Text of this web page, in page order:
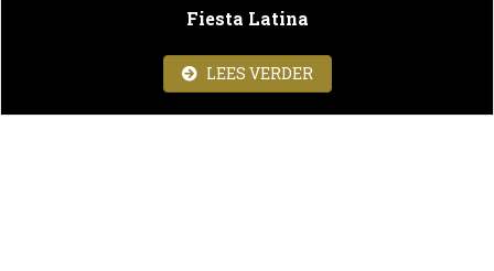
Fiesta Latina
LEES VERDERABOUT FIESTA LATINA